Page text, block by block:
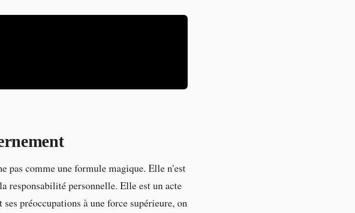
pas comme une formule magique. Elle n'est
responsabilité personnelle. Elle est un acte
préoccupations à une force supérieure, on